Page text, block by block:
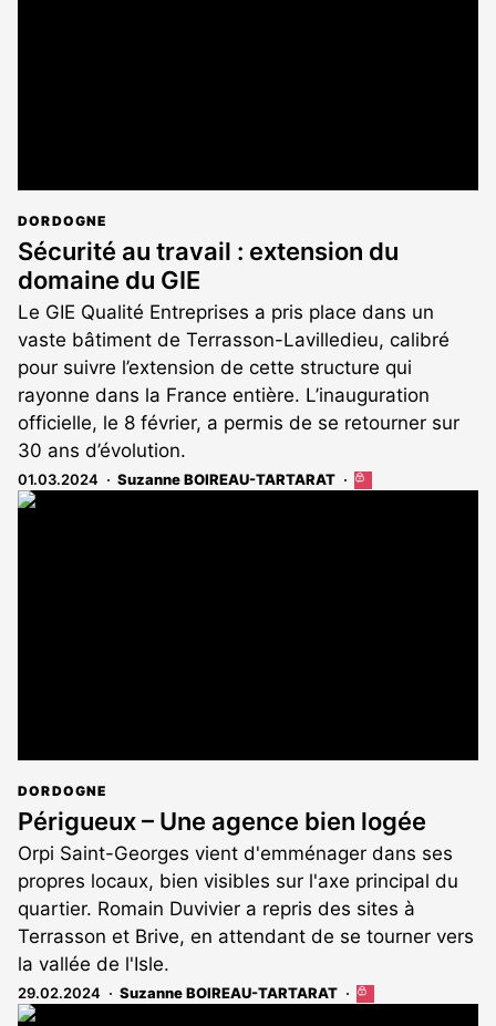
DORDOGNE
Sécurité au travail : extension du
domaine du GIE
Le GIE Qualité Entreprises a pris place dans un
vaste bâtiment de Terrasson-Lavilledieu, calibré
pour suivre l’extension de cette structure qui
rayonne dans la France entière. L’inauguration
officielle, le 8 février, a permis de se retourner sur
30 ans d’évolution.
01.03.2024 Suzanne BOIREAU-TARTARAT
Cet
DORDOGNE
Périgueux – Une agence bien logée
Orpi Saint-Georges vient d'emménager dans ses
propres locaux, bien visibles sur l'axe principal du
quartier. Romain Duvivier a repris des sites à
Terrasson et Brive, en attendant de se tourner vers
la vallée de l'Isle.
29.02.2024 Suzanne BOIREAU-TARTARAT
Cet